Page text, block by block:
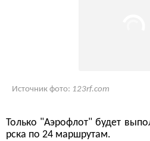
Источник фото: 123rf.com
Только "Аэрофлот" будет
рска по 24 маршрутам.